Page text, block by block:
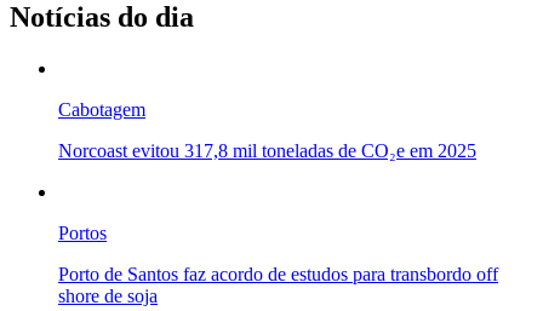
Notícias do dia
Cabotagem
Norcoast evitou 317,8 mil toneladas de CO₂e em 2025
Portos
Porto de Santos faz acordo de estudos para transbordo off
shore de soja